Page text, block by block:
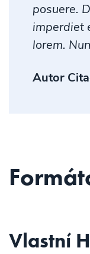
posuere.
imperdiet
lorem.
Autor
Vlastní